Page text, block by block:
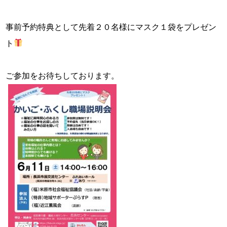
事前予約特典として先着２０名様にマスク１袋をプレゼン
ト